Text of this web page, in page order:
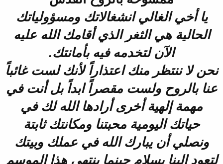
يا أخي الغالي انشغالاتك ومسؤولياتك
الحالية هي الثغر الذي أقامك الله عليه
الآن لتخدمه فيه بأمانتك.
نحن لا ننتظر منك اعتذاراً لأنك لست غائباً
عنا بالروح ولست مقصراً ابداً بل أنت في
مهمة إلهية أخرى أرادها الله لك في
حياتك اليومية محبتنا ومكانتك ثابتة
ونصلي أن يبارك الله في عملك وبيتك
لتعود إلينا بسلام حينما ينتهي هذا الموسم